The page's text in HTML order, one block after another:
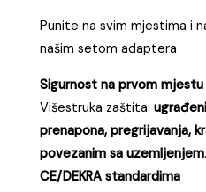
Punite na svim mjestima i
našim setom adaptera
Sigurnost na prvom mjestu
Višestruka zaštita:
prenapona, pregrijavanja,
povezanim sa uzemljenjem
CE/DEKRA standardima